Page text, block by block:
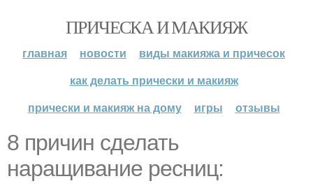
ПРИЧЕСКА И МАКИЯЖ
главная новости
виды макияжа и причесок
как делать прически и макияж
прически и макияж на дому
игры отзывы
8 причин сделать
наращивание ресниц: